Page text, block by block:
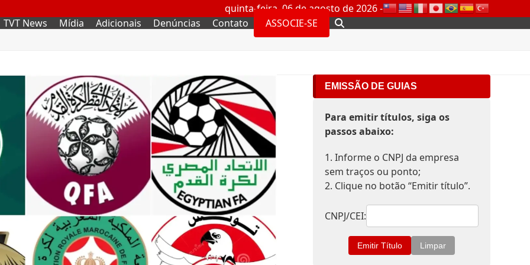
quinta-feira, 06 de agosto de 2026 -
TVT News Mídia Adicionais Denúncias Contato ASSOCIE-SE
EMISSÃO DE GUIAS
Para emitir títulos, siga os
passos abaixo:
1. Informe o CNPJ da empresa
sem traços ou ponto;
2. Clique no botão “Emitir título”.
CNPJ/CEI: